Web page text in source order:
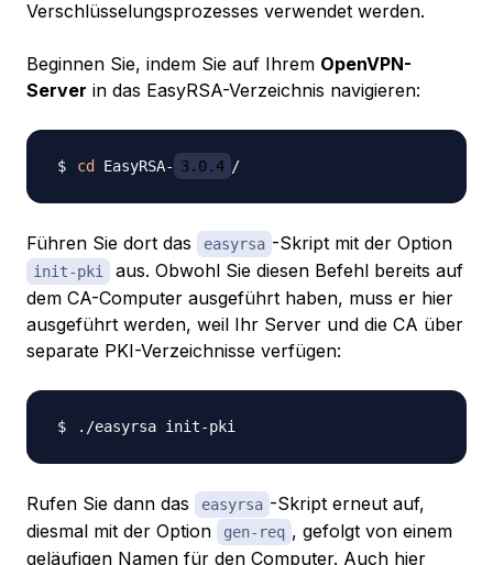
Verschlüsselungsprozesses verwendet werden.
Beginnen Sie, indem Sie auf Ihrem OpenVPN-
Server in das EasyRSA-Verzeichnis navigieren:
cd EasyRSA- 3.0.4
Führen Sie dort das easyrsa -Skript mit der Option
init-pki
aus. Obwohl Sie diesen Befehl bereits auf
dem CA-Computer ausgeführt haben, muss er hier
ausgeführt werden, weil Ihr Server und die CA über
separate PKI-Verzeichnisse verfügen:
Rufen Sie dann das easyrsa -Skript erneut auf,
diesmal mit der Option
gen-req , gefolgt von einem
geläufigen Namen für den Computer. Auch hier